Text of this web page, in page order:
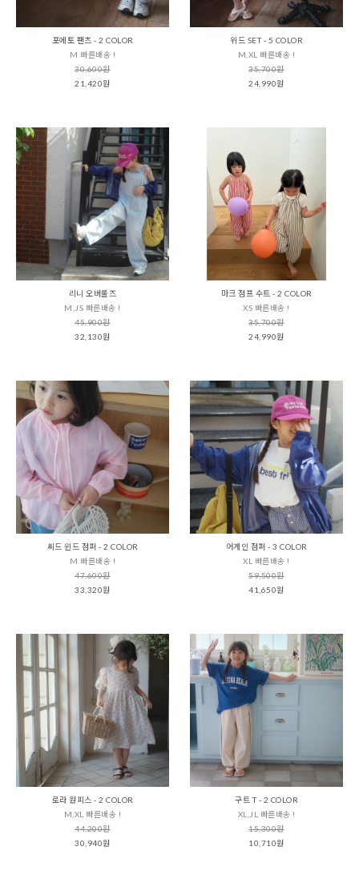
포에토 팬츠 - 2 COLOR
M 빠른배송 !
30,600원
21,420원
위드 SET - 5 COLOR
M,XL 빠른배송 !
35,700원
24,990원
리니 오버롤즈
M,JS 빠른배송 !
45,900원
32,130원
마크 점프 수트 - 2 COLOR
XS 빠른배송 !
35,700원
24,990원
씨드 윈드 점퍼 - 2 COLOR
M 빠른배송 !
47,600원
33,320원
어게인 점퍼 - 3 COLOR
XL 빠른배송 !
59,500원
41,650원
로라 원피스 - 2 COLOR
M,XL 빠른배송 !
44,200원
30,940원
구트 T - 2 COLOR
XL,JL 빠른배송 !
15,300원
10,710원